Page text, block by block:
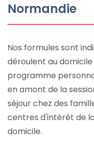
Normandie
Nos formules sont
déroulent au
programme
en amont de la
séjour chez des
centres d'intérêt de
domicile.